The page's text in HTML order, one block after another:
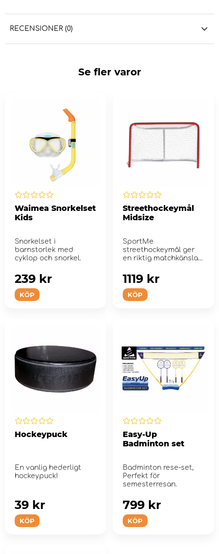
RECENSIONER (0)
Se fler varor
Waimea Snorkelset
Kids
Snorkelset i
barnstorlek med
cyklop och snorkel.
KÖP
239 kr
Streethockeymål
Midsize
SportMe
streethockeymål ger
en riktig matchkänsla
vä...
KÖP
1119 kr
Hockeypuck
En vanlig hederligt
hockeypuck!
KÖP
39 kr
Easy-Up
Badminton set
Badminton rese-set,
Perfekt för
semesterresan.
KÖP
799 kr